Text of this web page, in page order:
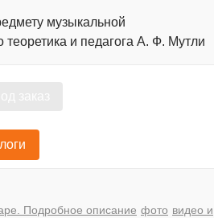
музыкальной
теоретика и педагога А. Ф. Мутли
Подробное описание фото видео и